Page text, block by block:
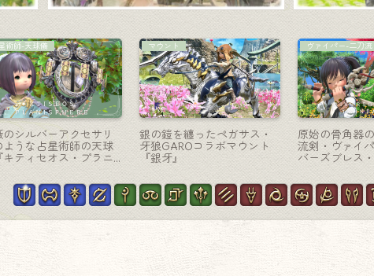
ク-格闘
でリットアティンのよ
モンクの盾形格闘武器
イクランド・クロー』
コーディネート
【ミラプリ】“刀を持った和
の軍服コーデ” 全ジョブ着ら
れる『レプリカ・スカイパ
イレーツ・ストライカージ
ャケット』
コーディネート
【ミラプリ】
ードの騎士様
縫師AF装備ラ
アレンジ